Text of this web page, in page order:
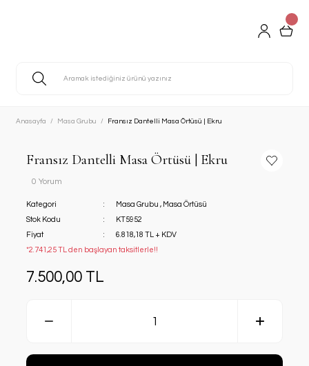
Anasayfa Masa Grubu Fransız Dantelli Masa Örtüsü | Ekru
Fransız Dantelli Masa Örtüsü | Ekru
0 Yorum
Kategori Masa Grubu , Masa Örtüsü
Stok Kodu
KT5952
Fiyat
6.818,18 TL + KDV
*2.741,25 TL den başlayan taksitlerle!!
7.500,00 TL